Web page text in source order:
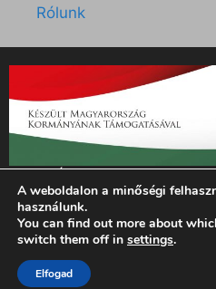
Rólunk
„Az Új Ember katolikus
támogatását az EGYH-
szerződés keretében 3 000
Emberi Erőforrások
© 2026 Magyar Kurír - Új Ember
A weboldalon a minőségi
használunk.
You can find out more about
switch them off in settings.
Elfogad